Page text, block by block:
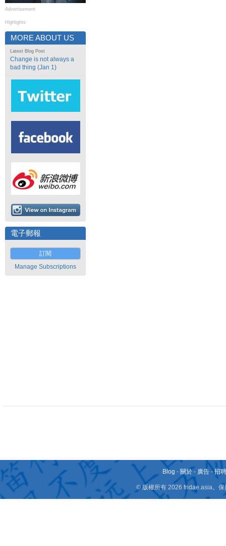
Advertisement
Highlights
MORE ABOUT US
Latest Blog Post
Change is not always a
bad thing (Jan 1)
電子郵報
訂閱
Manage Subscriptions
Blog - 關於 - 廣告 -招
© 版權所有 2026 fridae.asia。